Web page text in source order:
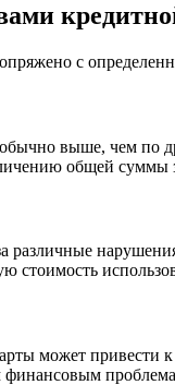
с
выше, чем по
общей суммы
различные
стоимость
может привести